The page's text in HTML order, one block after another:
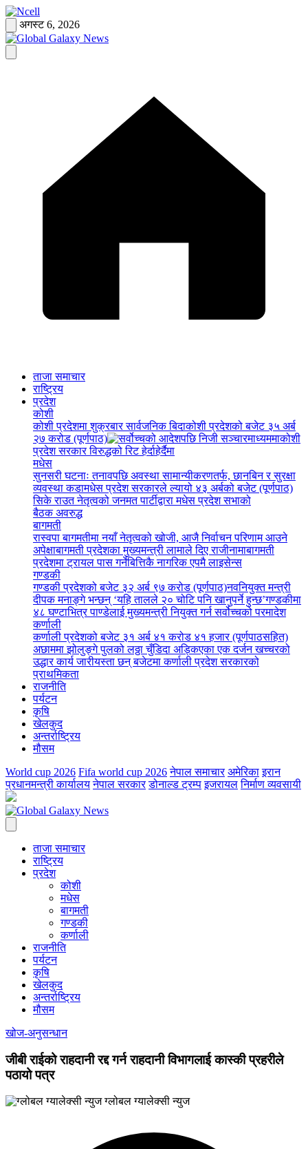
Skip
to
content
अगस्ट 6, 2026
ताजा समाचार
राष्ट्रिय
प्रदेश
कोशी
कोशी प्रदेशमा शुक्रबार सार्वजनिक बिदाकोशी प्रदेशको बजेट ३५ अर्ब
२७ करोड (पूर्णपाठ)
कोशी
प्रदेश सरकार विरुद्धको रिट हेर्दाहेर्दैमा
मधेस
सुनसरी घटनाः तनावपछि अवस्था सामान्यीकरणतर्फ, छानबिन र सुरक्षा
व्यवस्था कडामधेस प्रदेश सरकारले ल्यायो ४३ अर्बको बजेट (पूर्णपाठ)
सिके राउत नेतृत्वको जनमत पार्टीद्वारा मधेस प्रदेश सभाको
बैठक अवरुद्ध
बागमती
रास्वपा बागमतीमा नयाँ नेतृत्वको खोजी, आजै निर्वाचन परिणाम आउने
अपेक्षाबागमती प्रदेशका मुख्यमन्त्री लामाले दिए राजीनामाबागमती
प्रदेशमा ट्रायल पास गर्नेबित्तिकै नागरिक एपमै लाइसेन्स
गण्डकी
गण्डकी प्रदेशको बजेट ३२ अर्ब ९७ करोड (पूर्णपाठ)नवनियुक्त मन्त्री
दीपक मनाङ्गे भन्छन् ‘यहि तालले २० चोटि पनि खानुपर्ने हुन्छ’गण्डकीमा
४८ घण्टाभित्र पाण्डेलाई मुख्यमन्त्री नियुक्त गर्न सर्वोच्चको परमादेश
कर्णाली
कर्णाली प्रदेशको बजेट ३१ अर्ब ४१ करोड ४१ हजार (पूर्णपाठसहित)
अछाममा झोलुङ्गे पुलको लठ्ठा चुँडिदा अड्किएका एक दर्जन खच्चरको
उद्धार कार्य जारीयस्ता छन् बजेटमा कर्णाली प्रदेश सरकारको
प्राथमिकता
राजनीति
पर्यटन
कृषि
खेलकुद
अन्तर्राष्ट्रिय
मौसम
World cup 2026 Fifa world cup 2026 नेपाल समाचार अमेरिका इरान
प्रधानमन्त्री कार्यालय नेपाल सरकार डोनाल्ड ट्रम्प इजरायल निर्माण व्यवसायी
ताजा समाचार
राष्ट्रिय
प्रदेश
कोशी
मधेस
बागमती
गण्डकी
कर्णाली
राजनीति
पर्यटन
कृषि
खेलकुद
अन्तर्राष्ट्रिय
मौसम
खोज-अनुसन्धान
जीबी राईको राहदानी रद्द गर्न राहदानी विभागलाई कास्की प्रहरीले
पठायो पत्र
ग्लोबल ग्यालेक्सी न्युज